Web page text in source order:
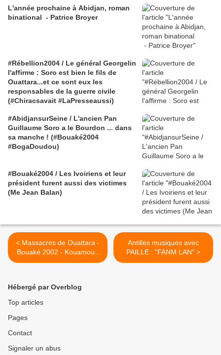
L'année prochaine à Abidjan, roman
binational - Patrice Broyer
#Rébellion2004 / Le général Georgelin
l'affirme : Soro est bien le fils de
Ouattara...et ce sont eux les
responsables de la guerre civile
(#Chiracsavait #LaPresseaussi)
#AbidjansurSeine / L'ancien Pan
Guillaume Soro a le Bourdon ... dans
sa manche ! (#Bouaké2004
#BogaDoudou)
#Bouaké2004 / Les Ivoiriens et leur
président furent aussi des victimes
(Me Jean Balan)
< Massacres de Ouattara -
Bouaké 2002 - Kouamouo
lu par Protche
Antilles musiques avec
PAILLE : "FANM LAN" >
Hébergé par Overblog
Top articles
Pages
Contact
Signaler un abus